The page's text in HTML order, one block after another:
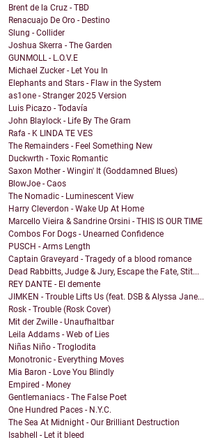
Brent de la Cruz - TBD
Renacuajo De Oro - Destino
Slung - Collider
Joshua Skerra - The Garden
GUNMOLL - L.O.V.E
Michael Zucker - Let You In
Elephants and Stars - Flaw in the System
as1one - Stranger 2025 Version
Luis Picazo - Todavía
John Blaylock - Life By The Gram
Rafa - K LINDA TE VES
The Remainders - Feel Something New
Duckwrth - Toxic Romantic
Saxon Mother - Wingin' It (Goddamned Blues)
BlowJoe - Caos
The Nomadic - Luminescent View
Harry Cleverdon - Wake Up At Home
Marcello Vieira & Sandrine Orsini - THIS IS OUR TIME
Combos For Dogs - Unearned Confidence
PUSCH - Arms Length
Captain Graveyard - Tragedy of a blood romance
Dead Rabbitts, Judge & Jury, Escape the Fate, Stit...
REY DANTE - El demente
JIMKEN - Trouble Lifts Us (feat. DSB & Alyssa Jane...
Rosk - Trouble (Rosk Cover)
Mit der Zwille - Unaufhaltbar
Leila Addams - Web of Lies
Niñas Niño - Troglodita
Monotronic - Everything Moves
Mia Baron - Love You Blindly
Empired - Money
Gentlemaniacs - The False Poet
One Hundred Paces - N.Y.C.
The Sea At Midnight - Our Brilliant Destruction
Isabhell - Let it bleed